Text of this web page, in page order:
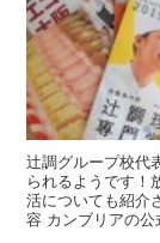
辻調グループ校代
られるようです！
活についても紹介
容 カンブリアの公